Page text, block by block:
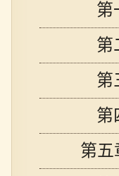
第
第
第
第
第五